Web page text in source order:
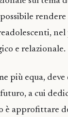
e relazionale.
più equa,
a cui
è approfittare